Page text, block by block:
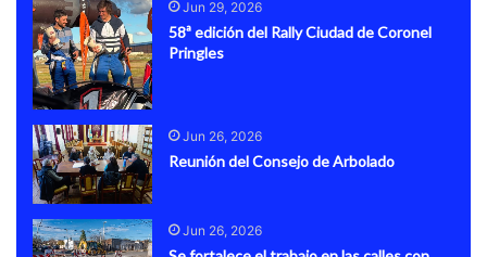
Jun 29, 2026
58ª edición del Rally Ciudad de Coronel
Pringles
Jun 26, 2026
Reunión del Consejo de Arbolado
Jun 26, 2026